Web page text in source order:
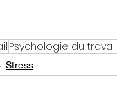
Psychologie du travail
Stress